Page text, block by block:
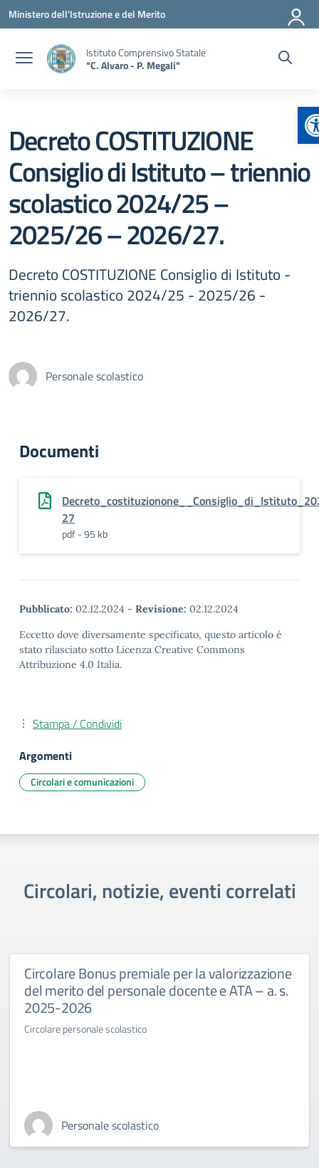
Vai ai contenuti
Vai al menu di navigazione
Vai al footer
Ministero dell'Istruzione e del Merito
Istituto Comprensivo Statale
"C. Alvaro - P. Megali"
Decreto COSTITUZIONE
Consiglio di Istituto – triennio
scolastico 2024/25 –
2025/26 – 2026/27.
Decreto COSTITUZIONE Consiglio di Istituto -
triennio scolastico 2024/25 - 2025/26 -
2026/27.
Personale scolastico
Documenti
27
pdf - 95 kb
Pubblicato: 02.12.2024 - Revisione: 02.12.2024
Eccetto dove diversamente specificato, questo articolo è
stato rilasciato sotto Licenza Creative Commons
Attribuzione 4.0 Italia.
Stampa / Condividi
Argomenti
Circolari e comunicazioni
Circolari, notizie, eventi correlati
Circolare Bonus premiale per la valorizzazione
del merito del personale docente e ATA – a. s.
2025-2026
Circolare personale scolastico
Personale scolastico